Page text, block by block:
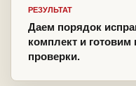
РЕЗУЛЬТАТ
Даем порядок
комплект и
проверки.